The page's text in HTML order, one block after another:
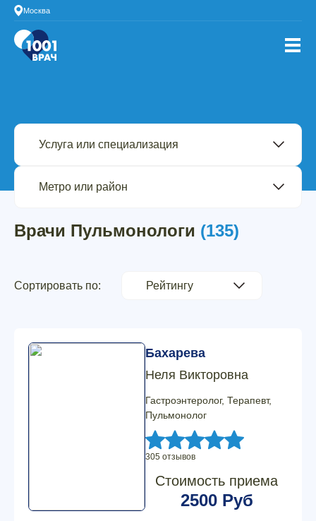
Москва
Врачи Пульмонологи (135)
Сортировать по:
Бахарева
Неля Викторовна
Гастроэнтеролог, Терапевт,
Пульмонолог
305 отзывов
Стоимость приема
2500 Руб